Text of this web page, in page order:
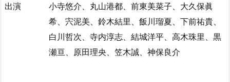
出演
小寺悠介、丸山港都、前東美菜子、大久保眞
希、宍泥美、鈴木結里、飯川瑠夏、下前祐貴、
白川哲次、寺内淳志、結城洋平、高木珠里、黒
瀬亘、原田理央、笠木誠、神保良介